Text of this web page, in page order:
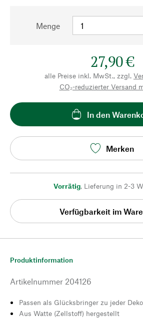
Menge
27,90 €
alle Preise inkl. MwSt., zzgl.
CO₂-reduzierter Versand
In den
Merken
Vorrätig, Lieferung in 2-3
Verfügbarkeit im
Produktinformation
Artikelnummer 204126
Passen als Glücksbringer zu jeder
Aus Watte (Zellstoff) hergestellt